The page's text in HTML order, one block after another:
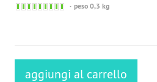
Sofort
peso 0,3 kg
aggiungi al carrello